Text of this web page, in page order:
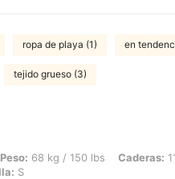
ropa de playa (1) en
tejido grueso (3)
lbs, Caderas: 113 cm / 44 in,
Peso: 68 kg / 150 lbs Caderas:
S